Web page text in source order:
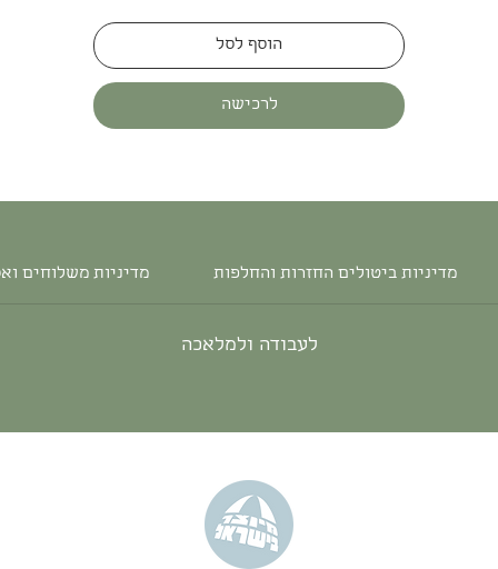
הוסף לסל
לרכישה
מדיניות משלוחים מדיניות ביטולים החזרות והחלפות
לעבודה ולמלאכה